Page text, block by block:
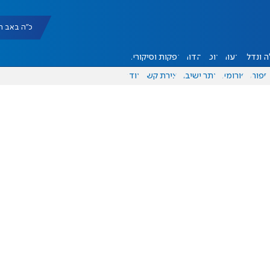
כ"ה באב תשפ"ו
ונדל"ן דעות אוכל יהדות הפקות וסיקורים
ספורט פורומים אתר ישיבה יצירת קשר עוד